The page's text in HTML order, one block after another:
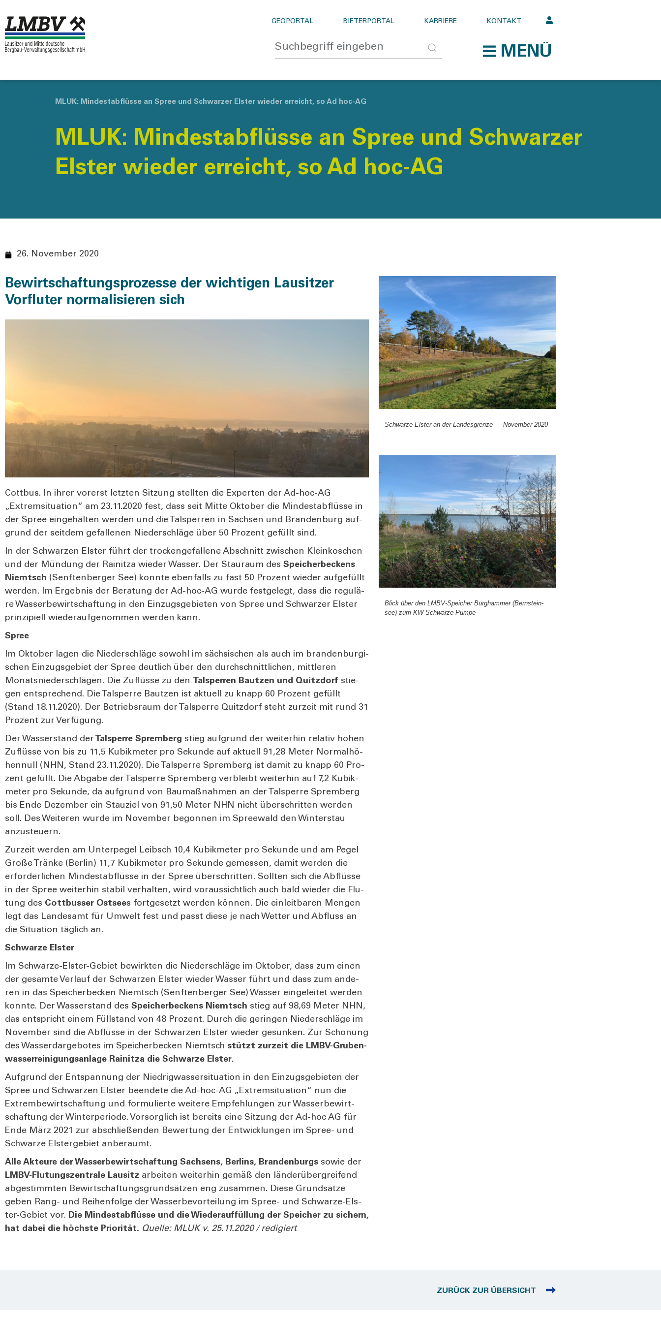
GEOPORTAL BIETERPORTAL KARRIERE KONTAKT
MENÜ
MLUK: Mindestabflüsse an Spree und Schwarzer Elster wieder erreicht, so Ad hoc-AG
MLUK: Mindestabflüsse an Spree und Schwarzer
Elster wieder erreicht, so Ad hoc-AG
26. November 2020
Bewirtschaftungsprozesse der wichtigen Lausitzer
Vorfluter normalisieren sich
Cott­bus. In ihrer vor­erst letz­ten Sit­zung stell­ten die Exper­ten der Ad-hoc-AG
„Extrem­si­tua­ti­on“ am 23.11.2020 fest, dass seit Mit­te Okto­ber die Min­dest­ab­flüs­se in
der Spree ein­ge­hal­ten wer­den und die Tal­sper­ren in Sach­sen und Bran­den­burg auf­
grund der seit­dem gefal­le­nen Nie­der­schlä­ge über 50 Pro­zent gefüllt sind.
In der Schwar­zen Els­ter führt der tro­cken­ge­fal­le­ne Abschnitt zwi­schen Klein­ko­schen
und der Mün­dung der Rai­nitza wie­der Was­ser. Der Stau­raum des Spei­cher­be­ckens
Niemt­sch (Senf­ten­ber­ger See) konn­te eben­falls zu fast 50 Pro­zent wie­der auf­ge­füllt
wer­den. Im Ergeb­nis der Bera­tung der Ad-hoc-AG wur­de fest­ge­legt, dass die regu­lä­
re Was­ser­be­wirt­schaf­tung in den Ein­zugs­ge­bie­ten von Spree und Schwar­zer Els­ter
prin­zi­pi­ell wie­der­auf­ge­nom­men wer­den kann.
Spree
Im Okto­ber lagen die Nie­der­schlä­ge sowohl im säch­si­schen als auch im bran­den­bur­gi­
schen Ein­zugs­ge­biet der Spree deut­lich über den durch­schnitt­li­chen, mitt­le­ren
Monats­nie­der­schlä­gen. Die Zuflüs­se zu den
Tal­sper­ren Baut­zen und Quitz­dorf stie­
gen ent­spre­chend. Die Tal­sper­re Baut­zen ist aktu­ell zu knapp 60 Pro­zent gefüllt
(Stand 18.11.2020). Der Betriebs­raum der Tal­sper­re Quitz­dorf steht zur­zeit mit rund 31
Pro­zent zur Ver­fü­gung.
Der Was­ser­stand der Tal­sper­re Sprem­berg stieg auf­grund der wei­ter­hin rela­tiv hohen
Zuflüs­se von bis zu 11,5 Kubik­me­ter pro Sekun­de auf aktu­ell 91,28 Meter Nor­mal­hö­
hen­null (NHN, Stand 23.11.2020). Die Tal­sper­re Sprem­berg ist damit zu knapp 60 Pro­
zent gefüllt. Die Abga­be der Tal­sper­re Sprem­berg ver­bleibt wei­ter­hin auf 7,2 Kubik­
me­ter pro Sekun­de, da auf­grund von Bau­maß­nah­men an der Tal­sper­re Sprem­berg
bis Ende Dezem­ber ein Stau­ziel von 91,50 Meter NHN nicht über­schrit­ten wer­den
soll. Des Wei­te­ren wur­de im Novem­ber begon­nen im Spree­wald den Win­ter­stau
anzu­steu­ern.
Zur­zeit wer­den am Unter­pe­gel Leibsch 10,4 Kubik­me­ter pro Sekun­de und am Pegel
Gro­ße Trän­ke (Ber­lin) 11,7 Kubik­me­ter pro Sekun­de gemes­sen, damit wer­den die
erfor­der­li­chen Min­dest­ab­flüs­se in der Spree über­schrit­ten. Soll­ten sich die Abflüs­se
in der Spree wei­ter­hin sta­bil ver­hal­ten, wird vor­aus­sicht­lich auch bald wie­der die Flu­
tung des Cott­bus­ser Ost­sees fort­ge­setzt wer­den kön­nen. Die ein­leit­ba­ren Men­gen
legt das Lan­des­amt für Umwelt fest und passt die­se je nach Wet­ter und Abfluss an
die Situa­ti­on täg­lich an.
Schwar­ze Els­ter
Im Schwar­ze-Els­ter-Gebiet bewirk­ten die Nie­der­schlä­ge im Okto­ber, dass zum einen
der gesam­te Ver­lauf der Schwar­zen Els­ter wie­der Was­ser führt und dass zum ande­
ren in das Spei­cher­be­cken Niemt­sch (Senf­ten­ber­ger See) Was­ser ein­ge­lei­tet wer­den
konn­te. Der Was­ser­stand des Spei­cher­be­ckens Niemt­sch stieg auf 98,69 Meter NHN,
das ent­spricht einem Füll­stand von 48 Pro­zent. Durch die gerin­gen Nie­der­schlä­ge im
Novem­ber sind die Abflüs­se in der Schwar­zen Els­ter wie­der gesun­ken. Zur Scho­nung
des Was­serd­ar­ge­bo­tes im Spei­cher­be­cken Niemt­sch stützt zur­zeit die LMBV-Gru­ben­
was­ser­rei­ni­gungs­an­la­ge Rai­nitza die Schwar­ze Els­ter.
Auf­grund der Ent­span­nung der Nied­rig­was­ser­si­tua­ti­on in den Ein­zugs­ge­bie­ten der
Spree und Schwar­zen Els­ter been­de­te die Ad-hoc-AG „Extrem­si­tua­ti­on“ nun die
Extrem­be­wirt­schaf­tung und for­mu­lier­te wei­te­re Emp­feh­lun­gen zur Was­ser­be­wirt­
schaf­tung der Win­ter­pe­ri­ode. Vor­sorg­lich ist bereits eine Sit­zung der Ad-hoc AG für
Ende März 2021 zur abschlie­ßen­den Bewer­tung der Ent­wick­lun­gen im Spree- und
Schwar­ze Els­ter­ge­biet anbe­raumt.
Alle Akteu­re der Was­ser­be­wirt­schaf­tung Sach­sens, Ber­lins, Bran­den­burgs sowie der
LMBV-Flu­tungs­zen­tra­le Lau­sitz arbei­ten wei­ter­hin gemäß den län­der­über­grei­fend
abge­stimm­ten Bewirt­schaf­tungs­grund­sät­zen eng zusam­men. Die­se Grund­sät­ze
geben Rang- und Rei­hen­fol­ge der Was­ser­be­vor­tei­lung im Spree- und Schwar­ze-Els­
ter-Gebiet vor. Die Min­dest­ab­flüs­se und die Wie­der­auf­fül­lung der Spei­cher zu sichern,
hat dabei die höchs­te Prio­ri­tät. Quel­le: MLUK v. 25.11.2020 / redi­giert
Schwar­ze Els­ter an der Lan­des­gren­ze — Novem­ber 2020
Blick über den LMBV-Spei­cher Burg­ham­mer (Bern­stein­
see) zum KW Schwar­ze Pum­pe
ZURÜCK ZUR ÜBERSICHT